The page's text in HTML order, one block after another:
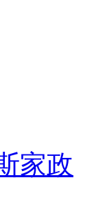
家政